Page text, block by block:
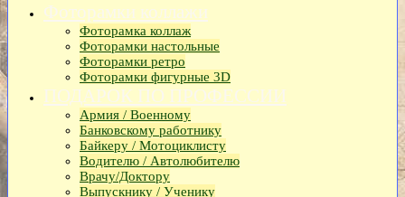
Фоторамки коллажи
Фоторамка коллаж
Фоторамки настольные
Фоторамки ретро
Фоторамки фигурные 3D
ПОДАРОК ПО ПРОФЕССИИ
Армия / Военному
Банковскому работнику
Байкеру / Мотоциклисту
Водителю / Автолюбителю
Врачу/Доктору
Выпускнику / Ученику